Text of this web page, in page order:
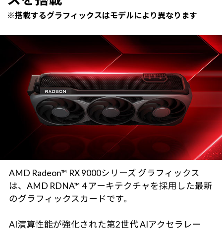
※搭載するグラフィックスはモデルにより異なります
AMD Radeon™ RX 9000シリーズ グラフィックス
は、AMD RDNA™ 4 アーキテクチャを採用した最新
のグラフィックスカードです。
AI演算性能が強化された第2世代 AIアクセラレー